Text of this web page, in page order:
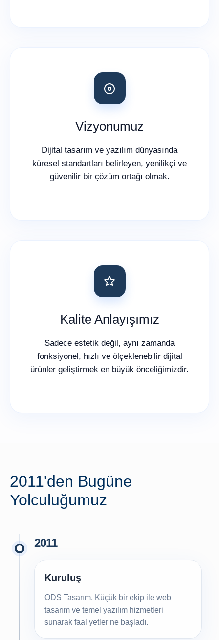
Vizyonumuz
Dijital tasarım ve yazılım dünyasında
küresel standartları belirleyen, yenilikçi ve
güvenilir bir çözüm ortağı olmak.
Kalite Anlayışımız
Sadece estetik değil, aynı zamanda
fonksiyonel, hızlı ve ölçeklenebilir dijital
ürünler geliştirmek en büyük önceliğimizdir.
2011'den Bugüne
Yolculuğumuz
2011
Kuruluş
ODS Tasarım, Küçük bir ekip ile web
tasarım ve temel yazılım hizmetleri
sunarak faaliyetlerine başladı.